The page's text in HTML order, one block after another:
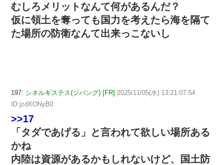
むしろメリットなんて何があるんだ？
仮に領土を奪っても国力を考えたら海を隔て
た場所の防衛なんて出来っこないし
197: シネルギステス(ジパング) [FR] 2025/11/05(水) 13:21:07.54
ID:jzdXONyB0
>>17
「タダであげる」と言われて欲しい場所ある
かね
内陸は資源があるかもしれないけど、国土防